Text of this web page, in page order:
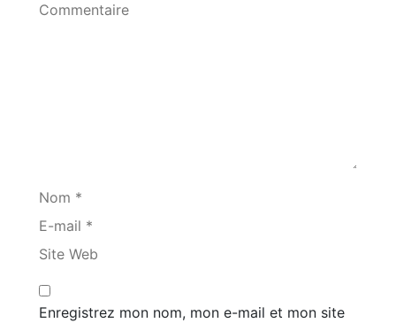
Commentaire
Nom *
E-mail *
Site Web
Enregistrez mon nom, mon e-mail et mon site